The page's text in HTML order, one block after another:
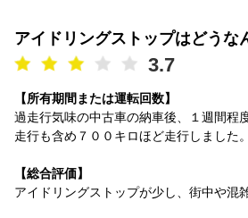
アイドリングストップはどうな
3.7
【所有期間または運転回数】
過走行気味の中古車の納車後、１週間程
走行も含め７００キロほど走行しました。
【総合評価】
アイドリングストップが少し、街中や混